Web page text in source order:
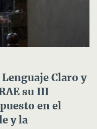
Claro y
su III
en el
y la